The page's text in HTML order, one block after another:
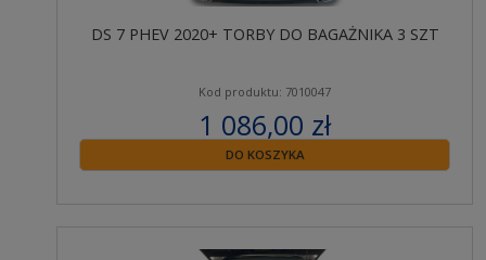
DS 7 PHEV 2020+ TORBY DO BAGAŻNIKA 3 SZT
Kod produktu: 7010047
1 086,00 zł
zawiera 23% VAT
DO KOSZYKA